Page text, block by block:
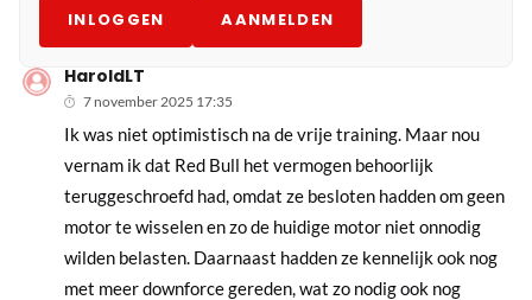
INLOGGEN AANMELDEN
HaroldLT
7 november 2025 17:35
Ik was niet optimistisch na de vrije training. Maar nou
vernam ik dat Red Bull het vermogen behoorlijk
teruggeschroefd had, omdat ze besloten hadden om geen
motor te wisselen en zo de huidige motor niet onnodig
wilden belasten. Daarnaast hadden ze kennelijk ook nog
met meer downforce gereden, wat zo nodig ook nog